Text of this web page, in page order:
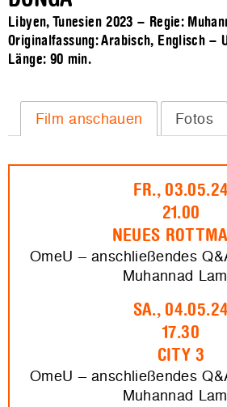
Libyen, Tunesien 2023 – Regie:
Originalfassung: Arabisch, Englisch –
Länge: 90 min.
Film anschauen Fotos
FR., 03.05.24
21.00
NEUES
OmeU – anschließendes
Muhannad
SA., 04.05.24
17.30
CITY 3
OmeU – anschließendes
Muhannad